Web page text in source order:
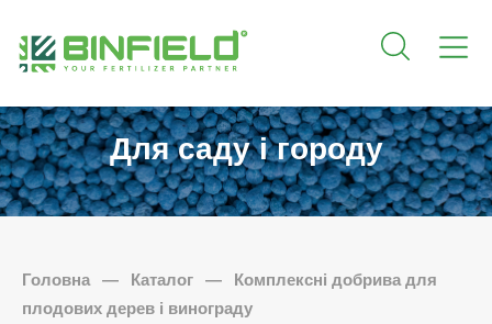
Для саду і городу
Головна — Каталог —
Комплексні добрива для
плодових дерев і винограду